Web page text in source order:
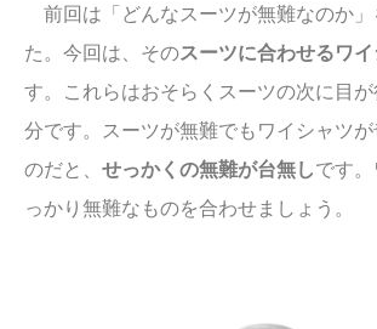
前回は「どんなスーツが無難なのか」
た。今回は、そのスーツに合わせるワ
す。これらはおそらくスーツの次に目
分です。スーツが無難でもワイシャツ
のだと、 せっかくの無難が台無しです
っかり無難なものを合わせましょう。